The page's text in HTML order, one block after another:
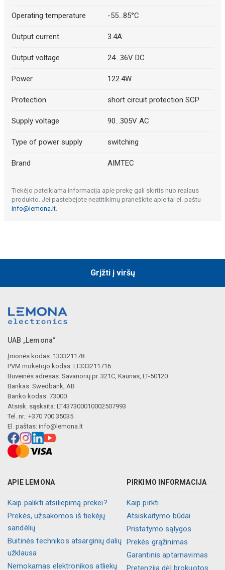
Operating temperature -55...85°C
Output current 3.4A
Output voltage 24...36V DC
Power 122.4W
Protection short circuit protection SCP
Supply voltage 90...305V AC
Type of power supply switching
Brand AIMTEC
Tiekėjo pateikiama informacija apie prekę gali skirtis nuo realaus
produkto. Jei pastebėjote neatitikimų praneškite apie tai el. paštu
info@lemona.lt.
Grįžti į viršų
UAB „Lemona“
Įmonės kodas: 133321178
PVM mokėtojo kodas: LT333211716
Buveinės adresas: Savanorių pr. 321C, Kaunas, LT-50120
Bankas: Swedbank, AB
Banko kodas: 73000
Atsisk. sąskaita: LT437300010002507993
Tel. nr.: +370 700 35035
El. paštas: info@lemona.lt
APIE LEMONA
Kaip palikti atsiliepimą prekei?
Prekės, užsakomos iš tiekėjų
sandėlių
Buitinės technikos atsarginių dalių
užklausa
Nemokamas elektronikos atliekų
PIRKIMO INFORMACIJA
Kaip pirkti
Atsiskaitymo būdai
Pristatymo sąlygos
Prekės grąžinimas
Garantinis aptarnavimas
Pretenzija dėl brokuotos